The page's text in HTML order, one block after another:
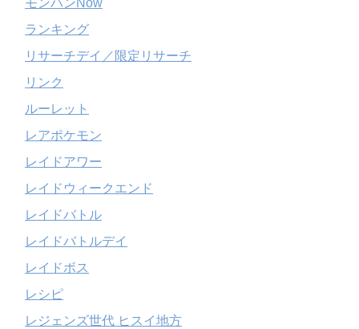
モンハンNow
ランキング
リサーチデイ／限定リサーチ
リンク
ルーレット
レアポケモン
レイドアワー
レイドウィークエンド
レイドバトル
レイドバトルデイ
レイドボス
レシピ
レジェンズ世代 ヒスイ地方